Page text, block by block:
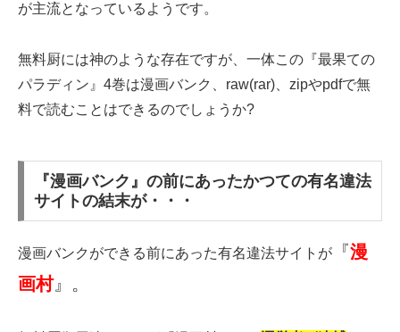
が主流となっているようです。
無料厨には神のような存在ですが、一体この『最果ての
パラディン』4巻は漫画バンク、raw(rar)、zipやpdfで無
料で読むことはできるのでしょうか?
『漫画バンク』の前にあったかつての有名違法
サイトの結末が・・・
漫画バンクができる前にあった有名違法サイトが 『漫
画村』。